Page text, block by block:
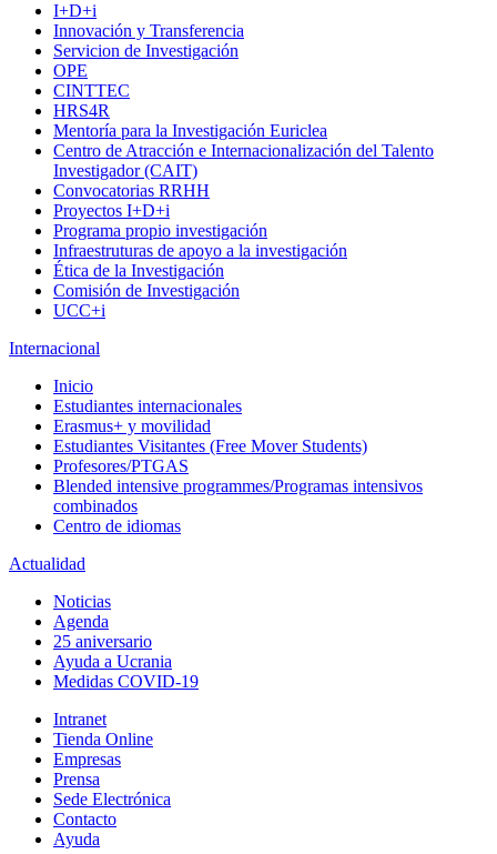
I+D+i
Innovación y Transferencia
Servicion de Investigación
OPE
CINTTEC
HRS4R
Mentoría para la Investigación Euriclea
Centro de Atracción e Internacionalización del Talento
Investigador (CAIT)
Convocatorias RRHH
Proyectos I+D+i
Programa propio investigación
Infraestruturas de apoyo a la investigación
Ética de la Investigación
Comisión de Investigación
UCC+i
Internacional
Inicio
Estudiantes internacionales
Erasmus+ y movilidad
Estudiantes Visitantes (Free Mover Students)
Profesores/PTGAS
Blended intensive programmes/Programas intensivos
combinados
Centro de idiomas
Actualidad
Noticias
Agenda
25 aniversario
Ayuda a Ucrania
Medidas COVID-19
Intranet
Tienda Online
Empresas
Prensa
Sede Electrónica
Contacto
Ayuda